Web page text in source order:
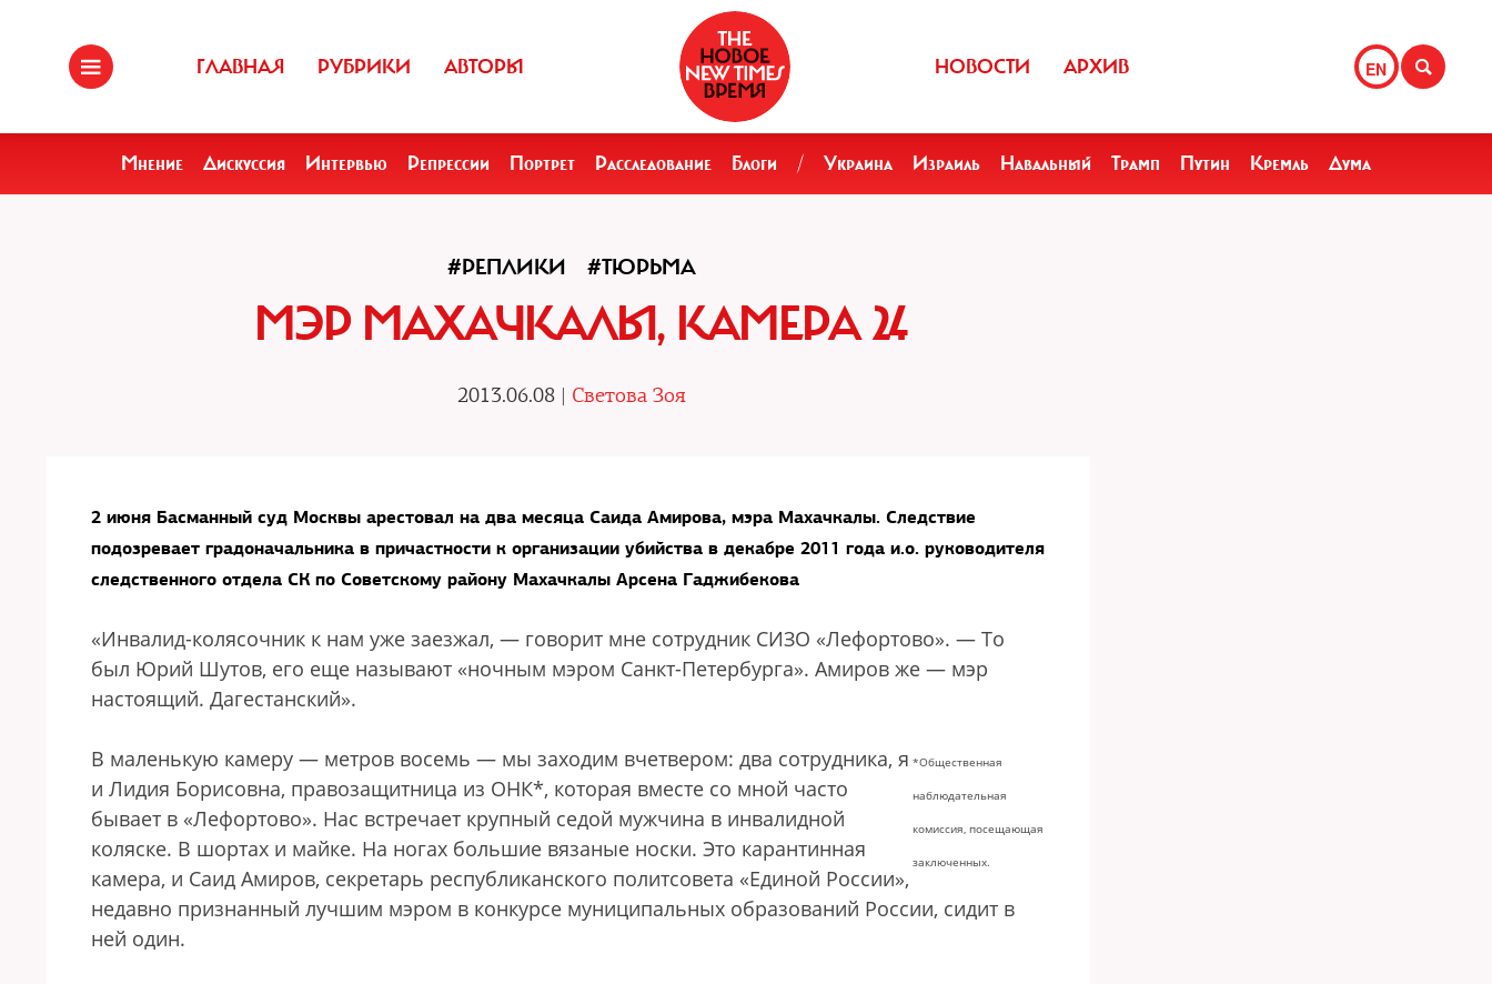
ГЛАВНАЯ РУБРИКИ АВТОРЫ EN
НОВОСТИ АРХИВ
Мнение Дискуссия Интервью Репрессии Портрет Расследование Блоги / Украина Израиль Навальный Трамп Путин Кремль Дума
#РЕПЛИКИ #ТЮРЬМА
МЭР МАХАЧКАЛЫ, КАМЕРА 24
2013.06.08 | Светова Зоя
2 июня Басманный суд Москвы арестовал на два месяца Саида Амирова, мэра Махачкалы. Следствие
подозревает градоначальника в причастности к организации убийства в декабре 2011 года и.о. руководителя
следственного отдела СК по Советскому району Махачкалы Арсена Гаджибекова
«Инвалид-колясочник к нам уже заезжал, — говорит мне сотрудник СИЗО «Лефортово». — То
был Юрий Шутов, его еще называют «ночным мэром Санкт-Петербурга». Амиров же — мэр
настоящий. Дагестанский».
*Общественная
наблюдательная
комиссия, посещающая
заключенных.
В маленькую камеру — метров восемь — мы заходим вчетвером: два сотрудника, я
и Лидия Борисовна, правозащитница из ОНК*, которая вместе со мной часто
бывает в «Лефортово». Нас встречает крупный седой мужчина в инвалидной
коляске. В шортах и майке. На ногах большие вязаные носки. Это карантинная
камера, и Саид Амиров, секретарь республиканского политсовета «Единой России»,
недавно признанный лучшим мэром в конкурсе муниципальных образований России, сидит в
ней один.